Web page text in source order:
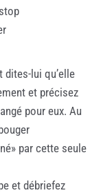
dites-lui qu’elle
et précisez
pour eux. Au
par cette seule
et débriefez